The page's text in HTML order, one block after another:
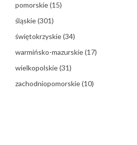
pomorskie(15)
śląskie(301)
świętokrzyskie(34)
warmińsko-mazurskie(17)
wielkopolskie(31)
zachodniopomorskie(10)